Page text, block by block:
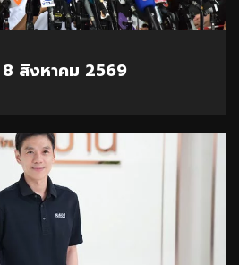
8 สิงหาคม 2569